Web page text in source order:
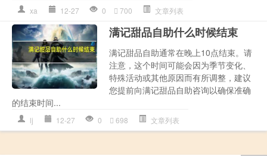
xa 12-27 0 700 文章列表
满记甜品自助什么时候结束
满记甜品自助通常在晚上10点结束。请
注意，这个时间可能会因为季节变化、
特殊活动或其他原因而有所调整，建议
您提前向满记甜品自助咨询以确保准确
的结束时间...
lj 12-27 0 698 文章列表